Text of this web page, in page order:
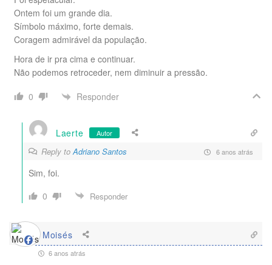
Ontem foi um grande dia.
Símbolo máximo, forte demais.
Coragem admirável da população.
Hora de ir pra cima e continuar.
Não podemos retroceder, nem diminuir a pressão.
0
Responder
Laerte Autor
Reply toAdriano Santos 6 anos atrás
Sim, foi.
0
Responder
Moisés
6 anos atrás